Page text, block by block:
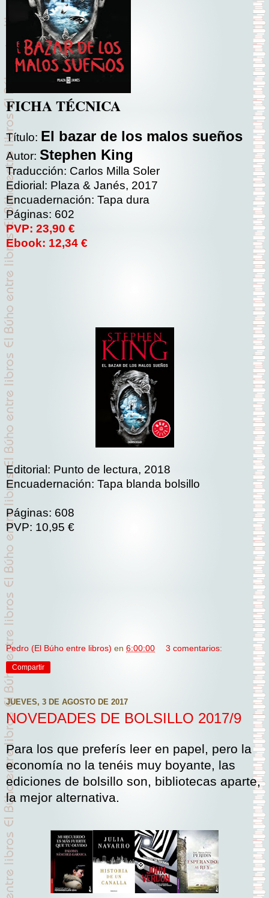
FICHA TÉCNICA
Título: El bazar de los malos sueños
Autor: Stephen King
Traducción: Carlos Milla Soler
Ediorial: Plaza & Janés, 2017
Encuadernación: Tapa dura
Páginas: 602
PVP: 23,90 €
Ebook: 12,34 €
Editorial: Punto de lectura, 2018
Encuadernación: Tapa blanda bolsillo
Páginas: 608
PVP: 10,95 €
Pedro (El Búho entre libros) en 6:00:00 3 comentarios:
Compartir
JUEVES, 3 DE AGOSTO DE 2017
NOVEDADES DE BOLSILLO 2017/9
Para los que preferís leer en papel, pero la
economía no la tenéis muy boyante, las
ediciones de bolsillo son, bibliotecas aparte,
la mejor alternativa.